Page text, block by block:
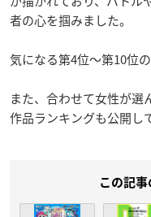
者の心を掴みました。
気になる第4位〜第10位
また、合わせて女性が選
作品ランキングも公開し
この記事